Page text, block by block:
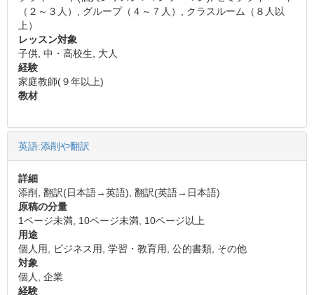
（２～３人）, グループ（４～７人）, クラスルーム（８人以
上）
レッスン対象
子供, 中・高校生, 大人
経験
家庭教師(９年以上)
教材
英語:添削や翻訳
詳細
添削, 翻訳(日本語→英語), 翻訳(英語→日本語)
原稿の分量
1ページ未満, 10ページ未満, 10ページ以上
用途
個人用, ビジネス用, 学習・教育用, 公的書類, その他
対象
個人, 企業
経験